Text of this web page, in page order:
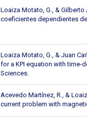
Loaiza Motato, G., &
coeficientes dependientes
Loaiza Motato, G., & Juan
for a KPI equation with time-
Sciences.
Acevedo Martínez, R., &
current problem with